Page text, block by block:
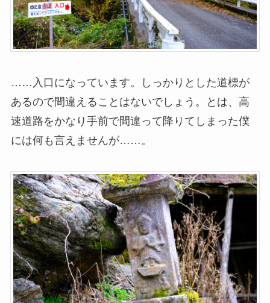
……入口になっています。しっかりとした道標が
あるので間違えることはないでしょう。とは、高
速道路をかなり手前で間違って降りてしまった僕
には何も言えませんが……。